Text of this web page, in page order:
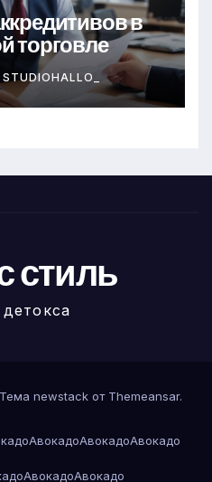
в
торговле
STUDIOHALLO_
стиль
Тема newstack от Themeansar.
АвокадоАвокадоАвокадо
АвокадоАвокадо